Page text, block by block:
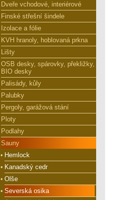
Dveře vchodové, interiérové
Finské střešní šindele
Izolace a fólie
KVH hranoly, hoblovaná prkna
Lišty
OSB desky, spárovky, překližky,
BIO desky
Palisády, kůly
Palubky
Pergoly, garážová stání
Ploty
Podlahy
Sauny
• Hemlock
• Kanadský cedr
• Olše
• Severská osika